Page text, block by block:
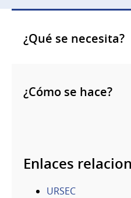
¿Qué se necesita?
¿Cómo se hace?
Enlaces
URSEC